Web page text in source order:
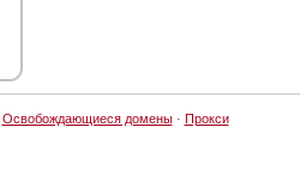
Освобождающиеся домены· Прокси